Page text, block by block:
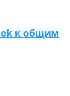
к общим